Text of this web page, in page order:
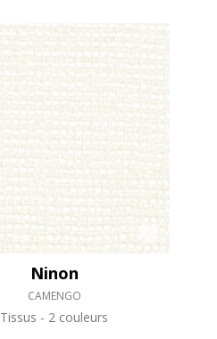
Ninon
CAMENGO
Tissus 2 couleurs